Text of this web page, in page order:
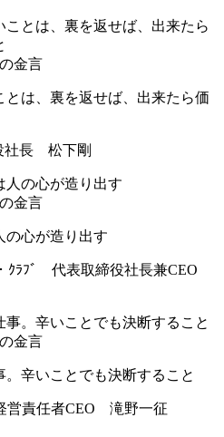
金言
とは、裏を返せば、出来たら価
社長 松下剛
金言
の心が造り出す
ｸﾗﾌﾞ 代表取締役社長兼CEO
金言
。辛いことでも決断すること
営責任者CEO 滝野一征